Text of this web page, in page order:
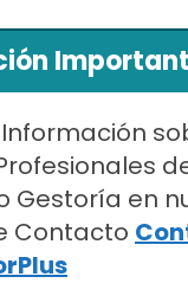
Gestoría en
Contacto